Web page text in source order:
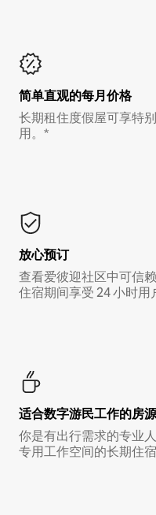
简单直观的每月价格
长期租住度假屋可享特
用。*
放心预订
查看爱彼迎社区中可信
住宿期间享受 24 小时用
适合数字游民工作的房源
你是有出行需求的专业
专用工作空间的长期住宿